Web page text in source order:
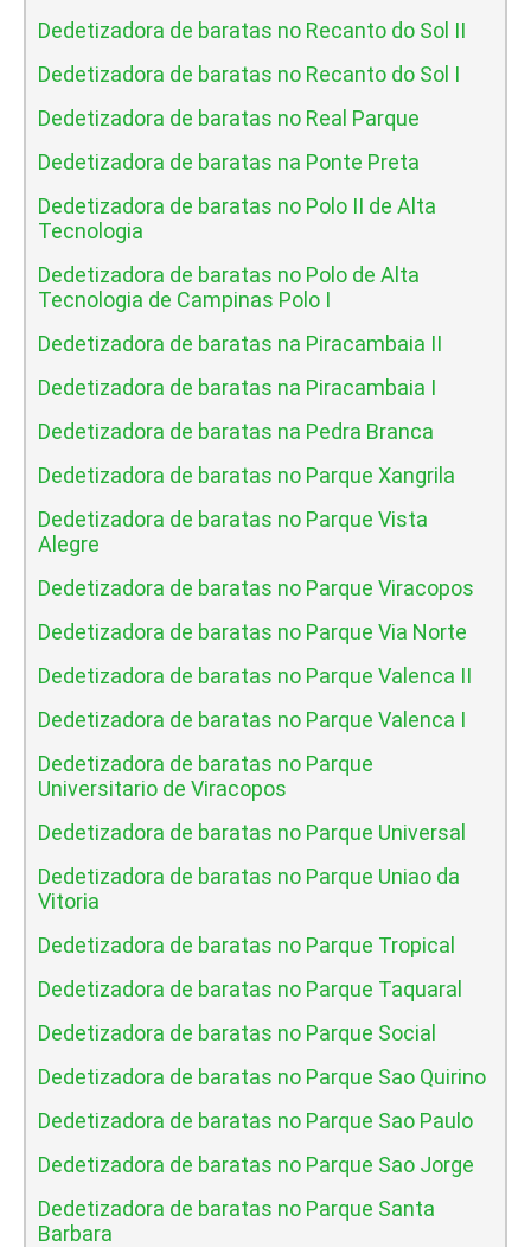
Dedetizadora de baratas no Recanto do Sol II
Dedetizadora de baratas no Recanto do Sol I
Dedetizadora de baratas no Real Parque
Dedetizadora de baratas na Ponte Preta
Dedetizadora de baratas no Polo II de Alta
Tecnologia
Dedetizadora de baratas no Polo de Alta
Tecnologia de Campinas Polo I
Dedetizadora de baratas na Piracambaia II
Dedetizadora de baratas na Piracambaia I
Dedetizadora de baratas na Pedra Branca
Dedetizadora de baratas no Parque Xangrila
Dedetizadora de baratas no Parque Vista
Alegre
Dedetizadora de baratas no Parque Viracopos
Dedetizadora de baratas no Parque Via Norte
Dedetizadora de baratas no Parque Valenca II
Dedetizadora de baratas no Parque Valenca I
Dedetizadora de baratas no Parque
Universitario de Viracopos
Dedetizadora de baratas no Parque Universal
Dedetizadora de baratas no Parque Uniao da
Vitoria
Dedetizadora de baratas no Parque Tropical
Dedetizadora de baratas no Parque Taquaral
Dedetizadora de baratas no Parque Social
Dedetizadora de baratas no Parque Sao Quirino
Dedetizadora de baratas no Parque Sao Paulo
Dedetizadora de baratas no Parque Sao Jorge
Dedetizadora de baratas no Parque Santa
Barbara